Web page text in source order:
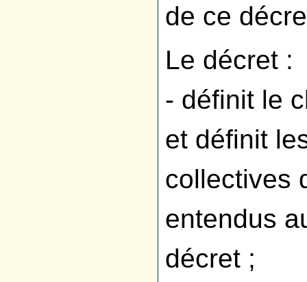
de ce
Le décret :
- définit le
et définit
collectives
entendus
décret ;